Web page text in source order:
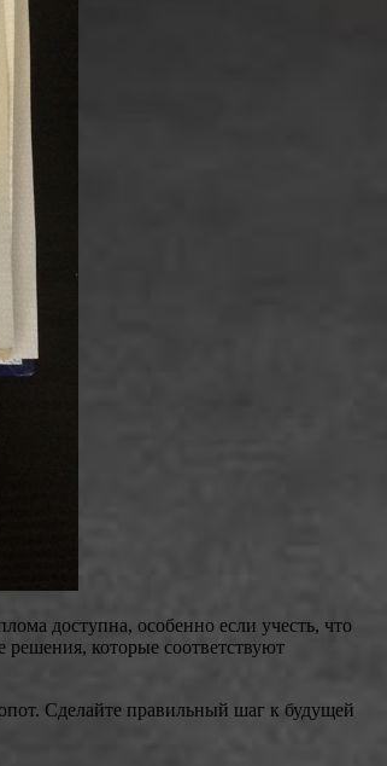
доступна, особенно если учесть, что
которые соответствуют
Сделайте правильный шаг к будущей